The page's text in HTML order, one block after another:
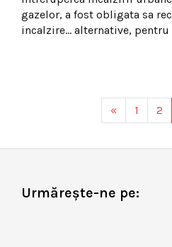
gazelor, a fost obligata sa
incalzire… alternative,
« 1 2
Urmărește-ne pe: